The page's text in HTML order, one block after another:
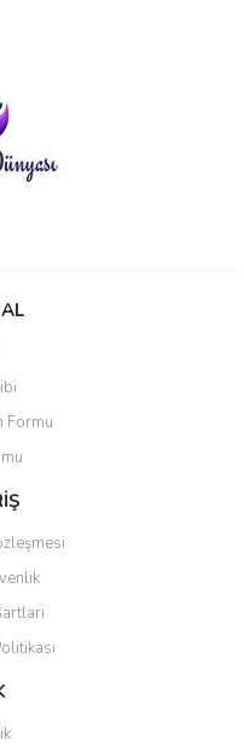
siz yapın!
Formu